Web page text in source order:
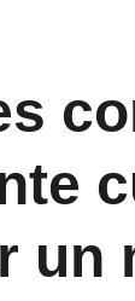
un